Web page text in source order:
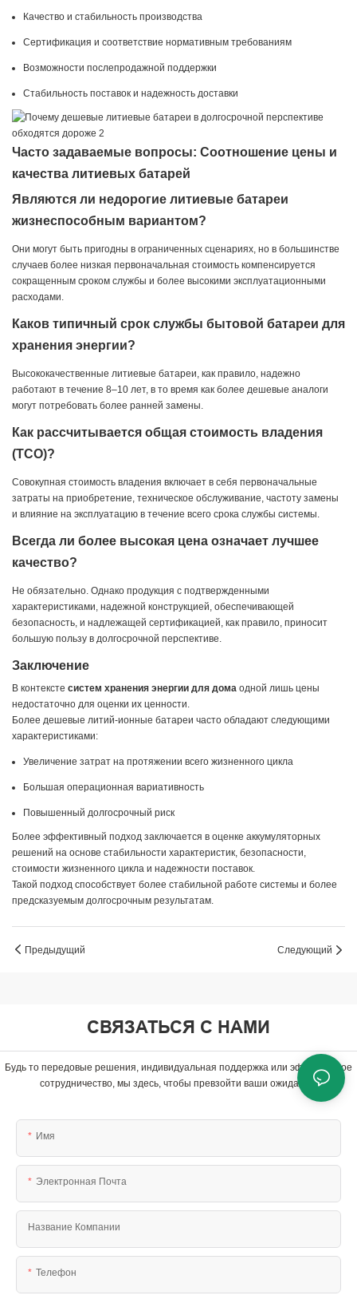
Качество и стабильность производства
Сертификация и соответствие нормативным требованиям
Возможности послепродажной поддержки
Стабильность поставок и надежность доставки
Часто задаваемые вопросы: Соотношение цены и
качества литиевых батарей
Являются ли недорогие литиевые батареи
жизнеспособным вариантом?
Они могут быть пригодны в ограниченных сценариях, но в большинстве
случаев более низкая первоначальная стоимость компенсируется
сокращенным сроком службы и более высокими эксплуатационными
расходами.
Каков типичный срок службы бытовой батареи для
хранения энергии?
Высококачественные литиевые батареи, как правило, надежно
работают в течение 8–10 лет, в то время как более дешевые аналоги
могут потребовать более ранней замены.
Как рассчитывается общая стоимость владения
(TCO)?
Совокупная стоимость владения включает в себя первоначальные
затраты на приобретение, техническое обслуживание, частоту замены
и влияние на эксплуатацию в течение всего срока службы системы.
Всегда ли более высокая цена означает лучшее
качество?
Не обязательно. Однако продукция с подтвержденными
характеристиками, надежной конструкцией, обеспечивающей
безопасность, и надлежащей сертификацией, как правило, приносит
большую пользу в долгосрочной перспективе.
Заключение
В контексте систем хранения энергии для дома одной лишь цены
недостаточно для оценки их ценности.
Более дешевые литий-ионные батареи часто обладают следующими
характеристиками:
Увеличение затрат на протяжении всего жизненного цикла
Большая операционная вариативность
Повышенный долгосрочный риск
Более эффективный подход заключается в оценке аккумуляторных
решений на основе стабильности характеристик, безопасности,
стоимости жизненного цикла и надежности поставок.
Такой подход способствует более стабильной работе системы и более
предсказуемым долгосрочным результатам.
Предыдущий Следующий
СВЯЗАТЬСЯ С НАМИ
Будь то передовые решения, индивидуальная поддержка или эффективное
сотрудничество, мы здесь, чтобы превзойти ваши ожидания.
Имя
Электронная Почта
Название Компании
Телефон